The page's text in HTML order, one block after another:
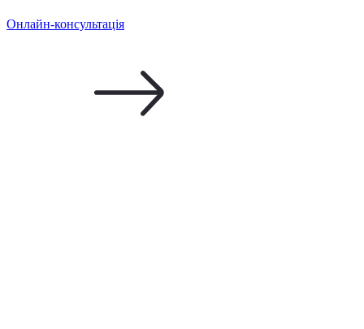
Онлайн-консультація